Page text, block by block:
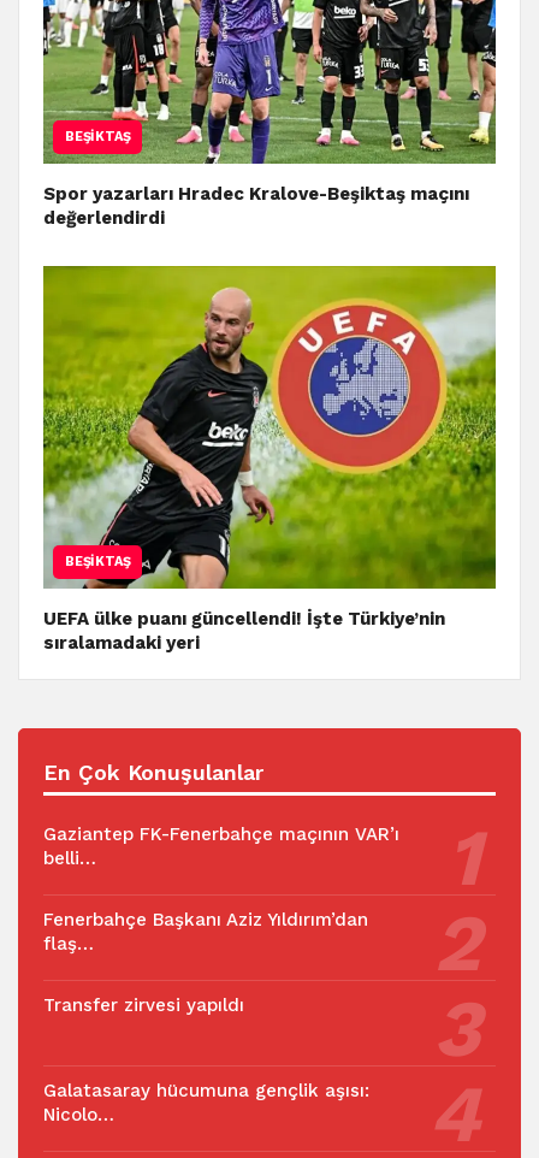
BEŞIKTAŞ
Spor yazarları Hradec Kralove-Beşiktaş maçını
değerlendirdi
BEŞIKTAŞ
UEFA ülke puanı güncellendi! İşte Türkiye’nin
sıralamadaki yeri
En Çok Konuşulanlar
Gaziantep FK-Fenerbahçe maçının VAR’ı
belli…
Fenerbahçe Başkanı Aziz Yıldırım’dan
flaş…
Transfer zirvesi yapıldı
Galatasaray hücumuna gençlik aşısı:
Nicolo…